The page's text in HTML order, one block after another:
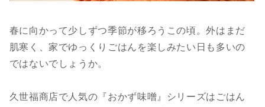
春に向かって少しずつ季節が移ろうこの頃。外はまだ
肌寒く、家でゆっくりごはんを楽しみたい日も多いの
ではないでしょうか。
久世福商店で人気の『おかず味噌』シリーズはごはん